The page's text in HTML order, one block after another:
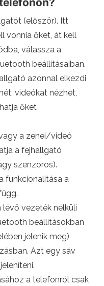
(először). Itt
vonnia őket, át kell
válassza a
beállításaiban.
azonnal elkezdi
videókat nézhet,
őket
a zenei/videó
a fejhallgató
szenzoros).
funkcionalitása a
vezeték nélküli
beállításokban
jelenik meg)
Azt egy sáv
a telefonról csak